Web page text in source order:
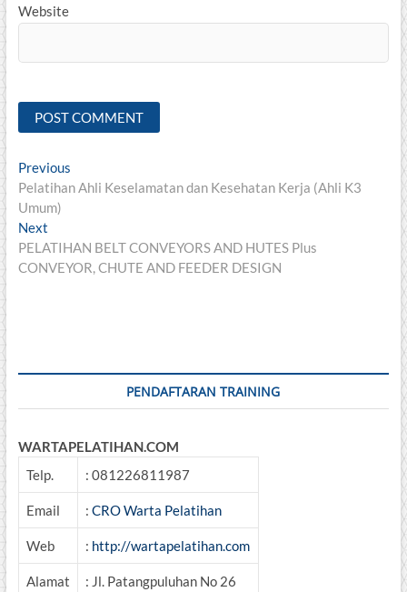
Website
Post
navigation
PreviousPrevious
post:
Pelatihan Ahli Keselamatan dan Kesehatan Kerja (Ahli K3
Umum)
NextNext
post:
PELATIHAN BELT CONVEYORS AND HUTES Plus
CONVEYOR, CHUTE AND FEEDER DESIGN
PENDAFTARAN TRAINING
WARTAPELATIHAN.COM
Telp.
: 081226811987
Email : CRO Warta Pelatihan
Web : http://wartapelatihan.com
Alamat
: Jl. Patangpuluhan No 26